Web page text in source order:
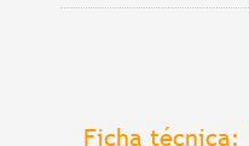
Ficha técnica: